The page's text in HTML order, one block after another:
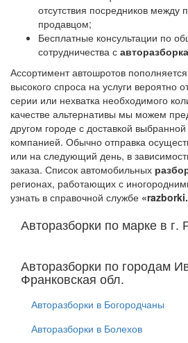
отсутствия посредников между
продавцом;
Бесплатные консультации по
сотрудничества с
Ассортимент автошротов
высокого спроса на услуги вероятно
серии или нехватка необходимого
качестве альтернативы мы можем
другом городе с доставкой
компанией. Обычно отправка
или на следующий день, в
заказа. Список автомобильных
регионах, работающих с
узнать в справочной службе
Авторазборки по марке в г.
Авторазборки по городам
Франковская обл.
Авторазборки в Богородчаны
Авторазборки в Болехов